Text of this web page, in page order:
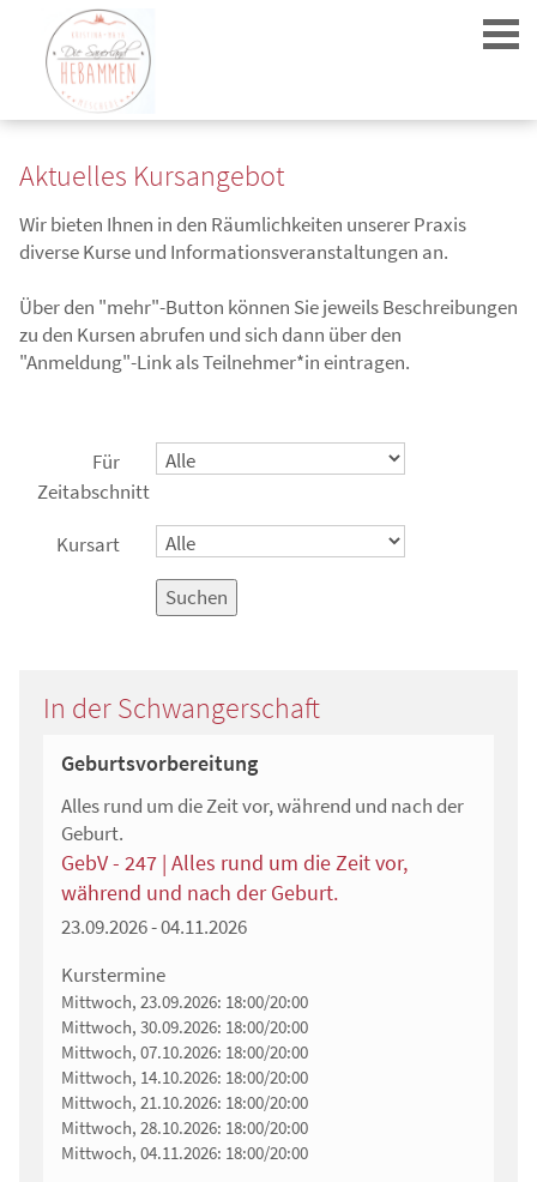
Login
Aktuelles Kursangebot
Wir bieten Ihnen in den Räumlichkeiten unserer Praxis
diverse Kurse und Informationsveranstaltungen an.
Über den "mehr"-Button können Sie jeweils Beschreibungen
zu den Kursen abrufen und sich dann über den
"Anmeldung"-Link als Teilnehmer*in eintragen.
Für
Zeitabschnitt
Kursart
Suchen
In der Schwangerschaft
Geburtsvorbereitung
Alles rund um die Zeit vor, während und nach der
Geburt.
GebV - 247 | Alles rund um die Zeit vor,
während und nach der Geburt.
23.09.2026 - 04.11.2026
Kurstermine
Mittwoch, 23.09.2026: 18:00/20:00
Mittwoch, 30.09.2026: 18:00/20:00
Mittwoch, 07.10.2026: 18:00/20:00
Mittwoch, 14.10.2026: 18:00/20:00
Mittwoch, 21.10.2026: 18:00/20:00
Mittwoch, 28.10.2026: 18:00/20:00
Mittwoch, 04.11.2026: 18:00/20:00